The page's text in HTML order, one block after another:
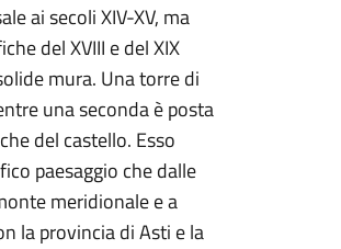
ai secoli XIV-XV, ma
del XVIII e del XIX
mura. Una torre di
una seconda è posta
del castello. Esso
paesaggio che dalle
meridionale e a
la provincia di Asti e la